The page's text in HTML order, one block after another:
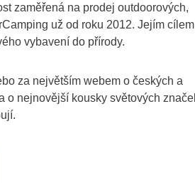
zaměřená na prodej outdoorových,
už od roku 2012. Jejím
vybavení do přírody.
za největším webem o českých a
o nejnovější kousky světových